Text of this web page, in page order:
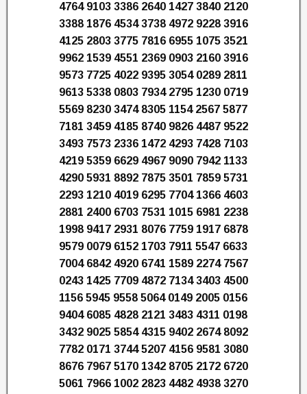
4764 9103 3386 2640 1427 3840 2120
3388 1876 4534 3738 4972 9228 3916
4125 2803 3775 7816 6955 1075 3521
9962 1539 4551 2369 0903 2160 3916
9573 7725 4022 9395 3054 0289 2811
9613 5338 0803 7934 2795 1230 0719
5569 8230 3474 8305 1154 2567 5877
7181 3459 4185 8740 9826 4487 9522
3493 7573 2336 1472 4293 7428 7103
4219 5359 6629 4967 9090 7942 1133
4290 5931 8892 7875 3501 7859 5731
2293 1210 4019 6295 7704 1366 4603
2881 2400 6703 7531 1015 6981 2238
1998 9417 2931 8076 7759 1917 6878
9579 0079 6152 1703 7911 5547 6633
7004 6842 4920 6741 1589 2274 7567
0243 1425 7709 4872 7134 3403 4500
1156 5945 9558 5064 0149 2005 0156
9404 6085 4828 2121 3483 4311 0198
3432 9025 5854 4315 9402 2674 8092
7782 0171 3744 5207 4156 9581 3080
8676 7967 5170 1342 8705 2172 6720
5061 7966 1002 2823 4482 4938 3270